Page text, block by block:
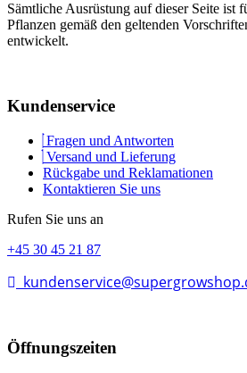
Sämtliche Ausrüstung auf dieser Seite ist
Pflanzen gemäß den geltenden
entwickelt.
Kundenservice
Fragen und Antworten
Versand und Lieferung
Rückgabe und Reklamationen
Kontaktieren Sie uns
Rufen Sie uns an
+45 30 45 21 87
Öffnungszeiten